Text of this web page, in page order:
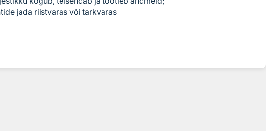
jada riistvaras või tarkvaras